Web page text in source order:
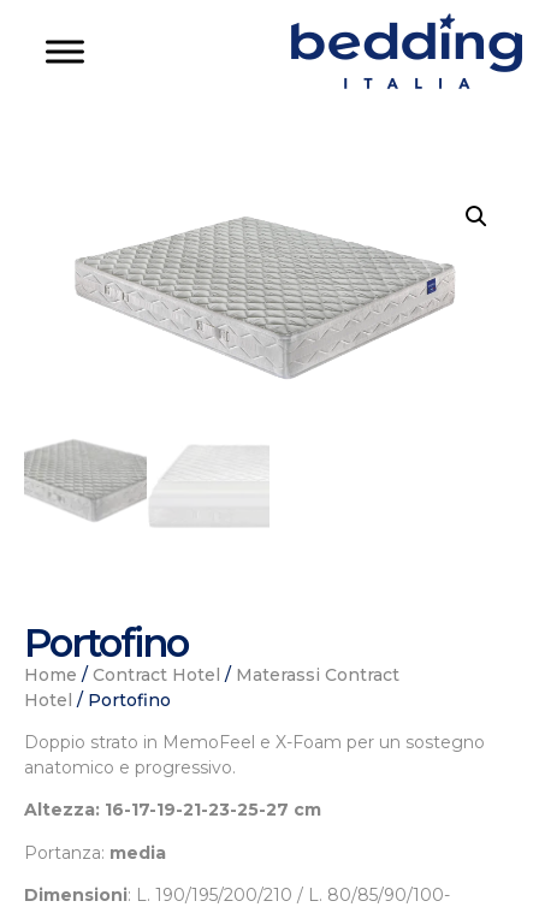
Portofino
Home / Contract Hotel / Materassi Contract
Hotel / Portofino
Doppio strato in MemoFeel e X-Foam per un sostegno
anatomico e progressivo.
Altezza: 16-17-19-21-23-25-27 cm
Portanza: media
Dimensioni: L. 190/195/200/210 / L. 80/85/90/100-